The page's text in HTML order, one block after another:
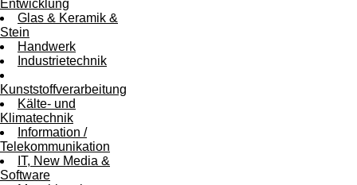
Entwicklung
Glas & Keramik &
Stein
Handwerk
Industrietechnik
Kunststoffverarbeitung
Kälte- und
Klimatechnik
Information /
Telekommunikation
IT, New Media &
Software